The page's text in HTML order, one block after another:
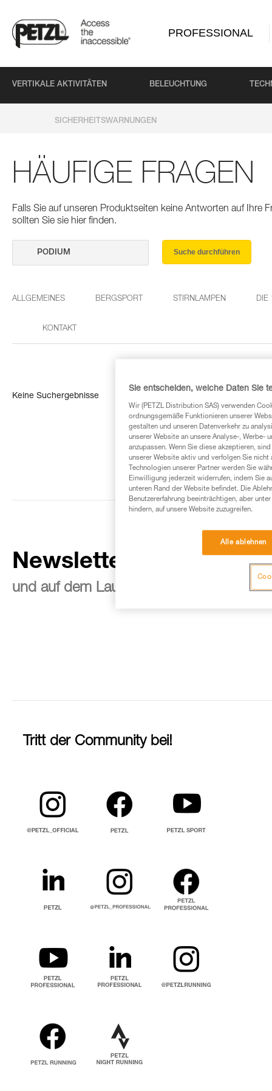
PROFESSIONAL
VERTIKALE AKTIVITÄTEN BELEUCHTUNG
SICHERHEITSWARNUNGEN
HÄUFIGE FRAGEN
Falls Sie auf unseren Produktseiten keine Antworten auf Ihre
sollten Sie sie hier finden.
Suche durchführen
ALLGEMEINES BERGSPORT STIRNLAMPEN DIE
KONTAKT
Keine Suchergebnisse
Newsletter abonnieren
und auf dem Laufenden bleiben
Tritt der Community bei!
Sie entscheiden, welche Daten Sie
Wir (PETZL Distribution SAS) verwenden
ordnungsgemäße Funktionieren unserer
gestalten und unseren Datenverkehr zu
unserer Website an unsere Analyse-, Werbe-
anzupassen. Wenn Sie diese akzeptieren,
unserer Website aktiv und verfolgen Sie
Technologien unserer Partner werden Sie
Einwilligung jederzeit widerrufen, indem Sie
unteren Rand der Website befindet. Die
Benutzererfahrung beeinträchtigen, aber
hindern, auf unsere Website zuzugreifen.
Alle ablehnen